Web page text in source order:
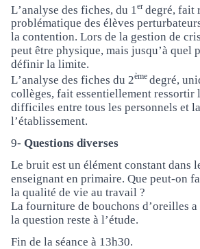
L’analyse des fiches, du 1 er degré, fait
problématique des élèves
la contention. Lors de la gestion de
peut être physique, mais jusqu’à quel
définir la limite.
L’analyse des fiches du 2ème degré,
collèges, fait essentiellement ressortir
difficiles entre tous les personnels et
l’établissement.
9- Questions diverses
Le bruit est un élément constant dans
enseignant en primaire. Que peut-on
la qualité de vie au travail ?
La fourniture de bouchons d’oreilles a
la question reste à l’étude.
Fin de la séance à 13h30.